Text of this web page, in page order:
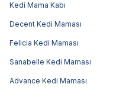
Kedi Mama Kabı
Decent Kedi Maması
Felicia Kedi Maması
Sanabelle Kedi Maması
Advance Kedi Maması